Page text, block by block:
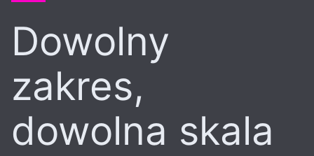
Dowolny
zakres,
dowolna skala